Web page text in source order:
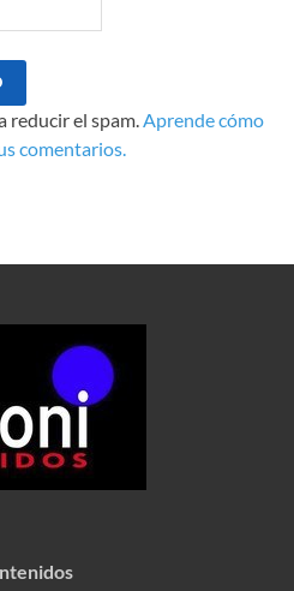
reducir el spam. Aprende cómo
comentarios.